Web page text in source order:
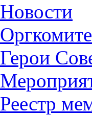
Новости
Герои
Реестр